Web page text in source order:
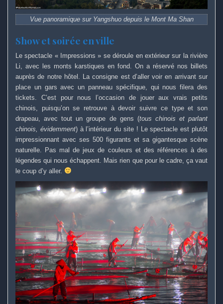
Vue panoramique sur Yangshuo depuis le Mont Ma Shan
Show et soirée en ville
Le spectacle « Impressions » se déroule en extérieur sur la rivière
Li, avec les monts karstiques en fond. On a réservé nos billets
auprès de notre hôtel. La consigne est d’aller voir en arrivant sur
place un gars avec un panneau spécifique, qui nous filera des
tickets. C’est pour nous l’occasion de jouer aux vrais petits
chinois, puisqu’on se retrouve à devoir suivre ce type et son
drapeau, avec tout un groupe de gens (tous chinois et parlant
chinois, évidemment) à l’intérieur du site ! Le spectacle est plutôt
impressionnant avec ses 500 figurants et sa gigantesque scène
naturelle. Pas mal de jeux de couleurs et des références à des
légendes qui nous échappent. Mais rien que pour le cadre, ça vaut
le coup d’y aller.